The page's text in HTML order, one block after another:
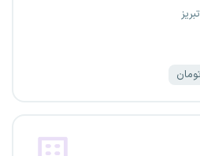
تبریز